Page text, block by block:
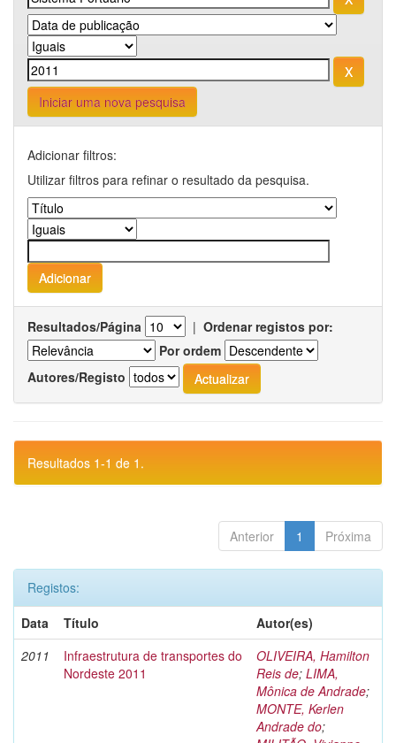
Iniciar uma nova pesquisa
Adicionar filtros:
Utilizar filtros para refinar o resultado da pesquisa.
Resultados/Página | Ordenar registos por:
Por ordem
Autores/Registo
Resultados 1-1 de 1.
Anterior 1 Próxima
Registos:
Data
Título
Autor(es)
2011
Infraestrutura de transportes do
Nordeste 2011
OLIVEIRA, Hamilton
Reis de; LIMA,
Mônica de Andrade;
MONTE, Kerlen
Andrade do;